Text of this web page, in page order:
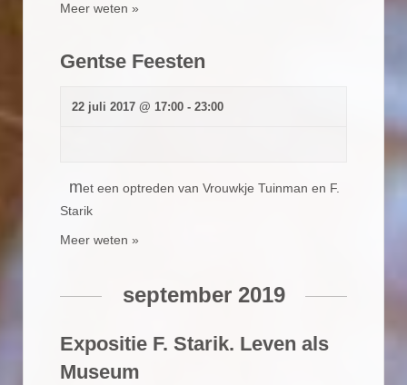
Meer weten »
Gentse Feesten
22 juli 2017 @ 17:00 - 23:00
met een optreden van Vrouwkje Tuinman en F.
Starik
Meer weten »
september 2019
Expositie F. Starik. Leven als
Museum